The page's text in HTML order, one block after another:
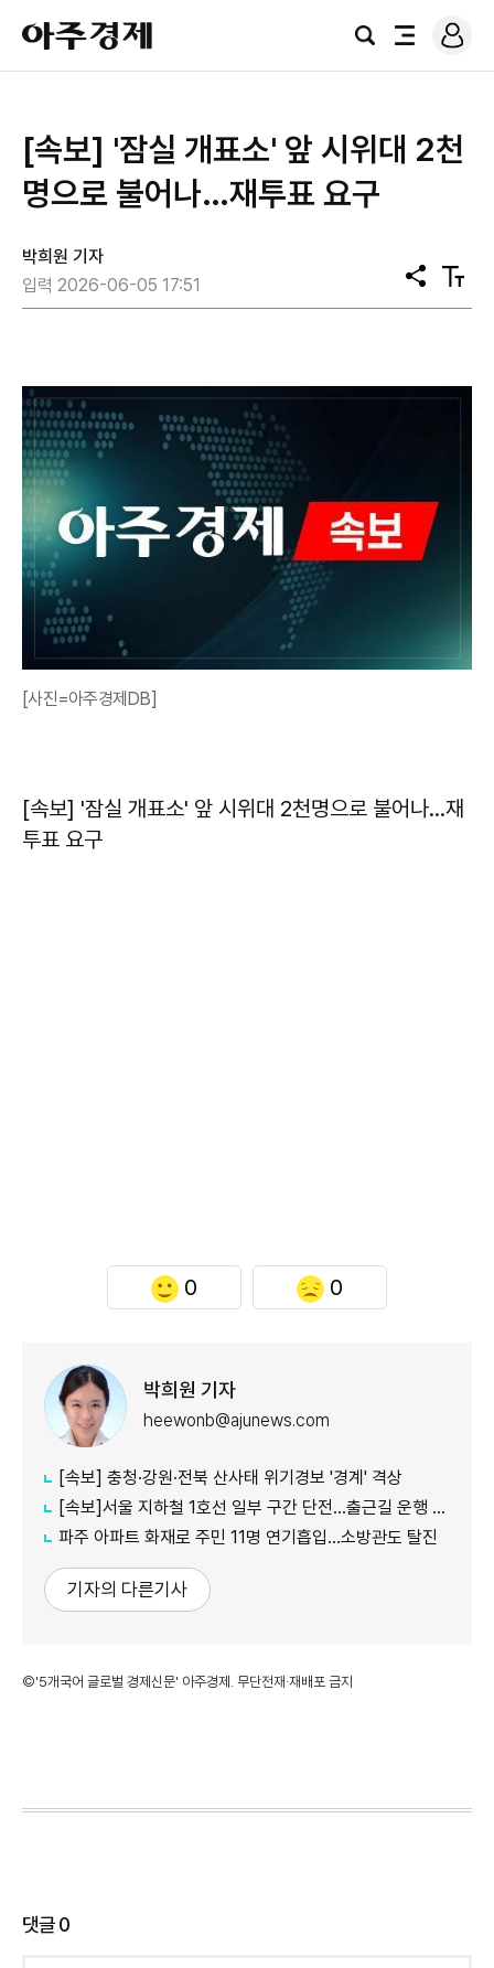
아
주
경
검
전
로
그
[속보] '잠실 개표소' 앞 시위대 2천
명으로 불어나…재투표 요구
박희원 기자
입력 2026-06-05 17:51
공
유
텍
스
[사진=아주경제DB]
[속보] '잠실 개표소' 앞 시위대 2천명으로 불어나…재
투표 요구
0 0
박희원 기자
heewonb@ajunews.com
[속보] 충청·강원·전북 산사태 위기경보 '경계' 격상
[속보]서울 지하철 1호선 일부 구간 단전…출근길 운행 지연
파주 아파트 화재로 주민 11명 연기흡입…소방관도 탈진
기자의 다른기사
©'5개국어 글로벌 경제신문' 아주경제. 무단전재·재배포 금지
댓글0